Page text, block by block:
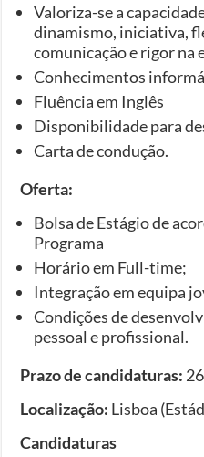
Valoriza-se a
dinamismo, iniciativa,
comunicação e rigor na
Conhecimentos
Fluência em Inglês
Disponibilidade para
Carta de condução.
Oferta:
Bolsa de Estágio de
Programa
Horário em Full-time;
Integração em equipa
Condições de
pessoal e profissional.
Prazo de candidaturas:
Localização: Lisboa
Candidaturas